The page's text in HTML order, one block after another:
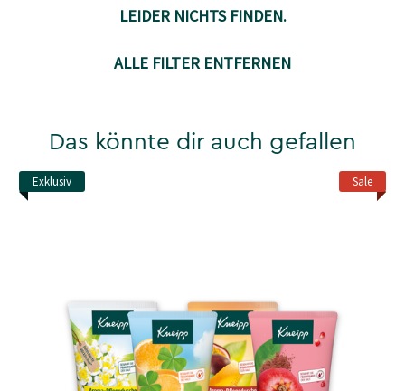
LEIDER NICHTS FINDEN.
ALLE FILTER ENTFERNEN
Das könnte dir auch gefallen
Sale
Exklusiv